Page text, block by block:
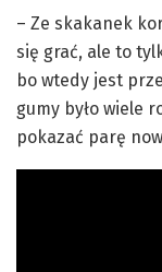
– Ze skakanek
się grać, ale to
bo wtedy jest
gumy było wiele
pokazać parę